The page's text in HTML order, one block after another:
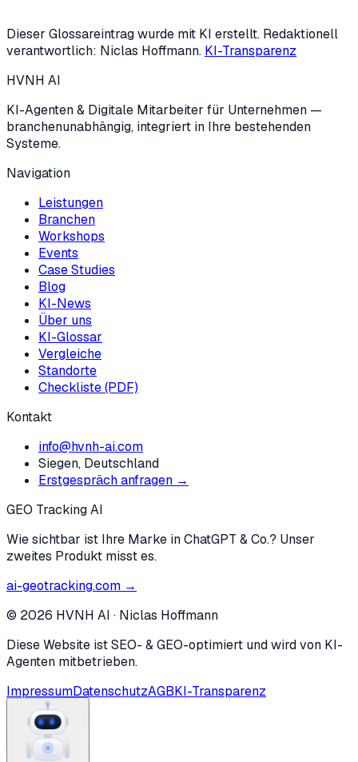
Dieser Glossareintrag wurde mit KI erstellt. Redaktionell
verantwortlich: Niclas Hoffmann. KI-Transparenz
HVNH AI
KI-Agenten & Digitale Mitarbeiter für Unternehmen —
branchenunabhängig, integriert in Ihre bestehenden
Systeme.
Navigation
Leistungen
Branchen
Workshops
Events
Case Studies
Blog
KI-News
Über uns
KI-Glossar
Vergleiche
Standorte
Checkliste (PDF)
Kontakt
info@hvnh-ai.com
Siegen, Deutschland
Erstgespräch anfragen →
GEO Tracking AI
Wie sichtbar ist Ihre Marke in ChatGPT & Co.? Unser
zweites Produkt misst es.
ai-geotracking.com →
© 2026 HVNH AI · Niclas Hoffmann
Diese Website ist SEO- & GEO-optimiert und wird von KI-
Agenten mitbetrieben.
ImpressumDatenschutzAGBKI-Transparenz